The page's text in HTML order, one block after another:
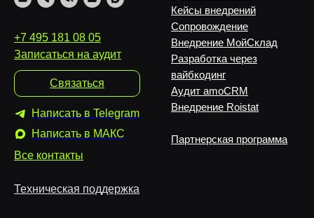
+7 495 181 08 05
Записаться на аудит
Связаться
Написать в Telegram
Написать в MAКС
Все контакты
Техническая поддержка
Кейсы внедрений
Сопровождение
Внедрение МойСклад
Разработка через
вайбкодинг
Аудит amoCRM
Внедрение Roistat
Партнерская программа